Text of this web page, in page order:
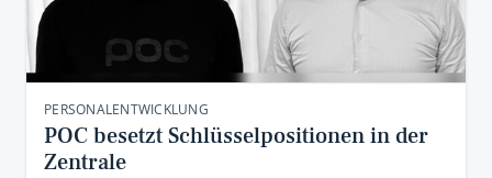
PERSONALENTWICKLUNG
POC besetzt Schlüsselpositionen in der
Zentrale